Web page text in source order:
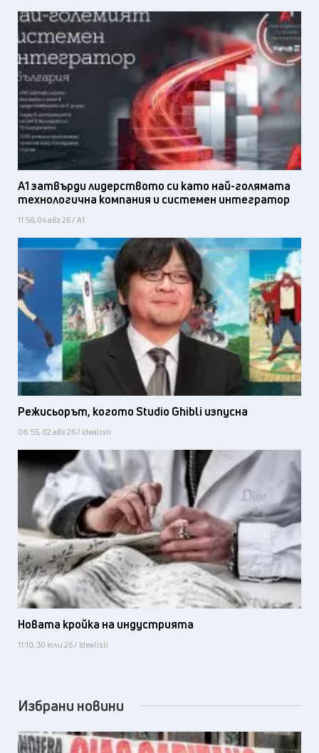
А1 затвърди лидерството си като най-голямата
технологична компания и системен интегратор
11:56, 04 авг 26 / А1
Режисьорът, когото Studio Ghibli изпусна
08:55, 02 авг 26 / Idealisti
Новата кройка на индустрията
11:10, 30 юли 26 / Idealisti
Избрани новини